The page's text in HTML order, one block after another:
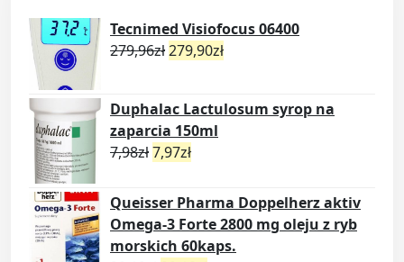
Tecnimed Visiofocus 06400
279,96zł279,90zł
Duphalac Lactulosum syrop na
zaparcia 150ml
7,98zł7,97zł
Queisser Pharma Doppelherz aktiv
Omega-3 Forte 2800 mg oleju z ryb
morskich 60kaps.